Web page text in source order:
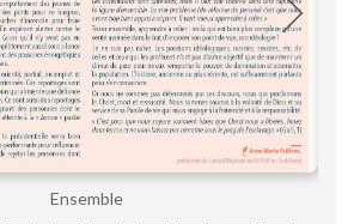
Ensemble